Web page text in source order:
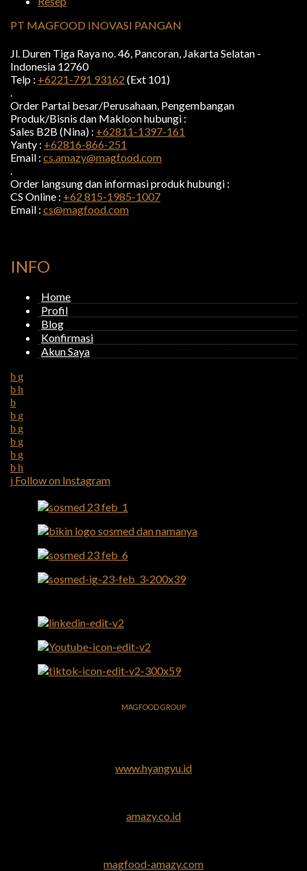
PT MAGFOOD INOVASI PANGAN
Jl. Duren Tiga Raya no. 46, Pancoran, Jakarta Selatan -
Indonesia 12760
Telp : +6221-791 93162 (Ext 101)
Order Partai besar/Perusahaan, Pengembangan
Produk/Bisnis dan Makloon hubungi :
Sales B2B (Nina) : +62811-1397-161
Yanty : +62816-866-251
Email : cs.amazy@magfood.com
Order langsung dan informasi produk hubungi :
CS Online : +62 815-1985-1007
Email : cs@magfood.com
INFO
Home
Profil
Blog
Konfirmasi
Akun Saya
Follow on Instagram
MAGFOOD GROUP
www.hyangyu.id
amazy.co.id
magfood-amazy.com